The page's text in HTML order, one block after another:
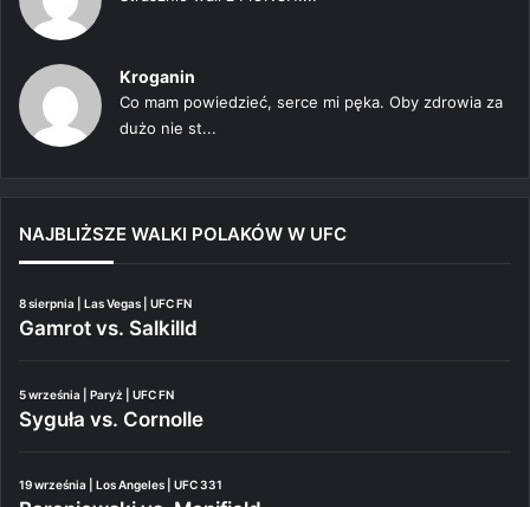
Kroganin
Co mam powiedzieć, serce mi pęka. Oby zdrowia za
dużo nie st...
NAJBLIŻSZE WALKI POLAKÓW W UFC
8 sierpnia | Las Vegas | UFC FN
Gamrot vs. Salkilld
5 września | Paryż | UFC FN
Syguła vs. Cornolle
19 września | Los Angeles | UFC 331